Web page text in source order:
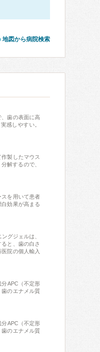
地図から病院検索
歯の表面に高
感しやすい。
製したマウス
解するので、
を用いて患者
効果が高まる
グジェルは、
と、歯の白さ
院の個人輸入
APC（不定形
歯のエナメル質
APC（不定形
歯のエナメル質